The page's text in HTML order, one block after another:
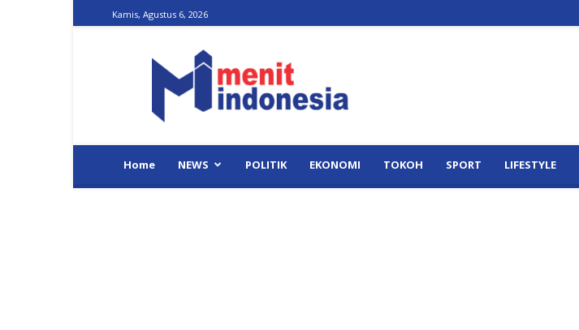
Kamis, Agustus 6, 2026
Indonesia
Home NEWS POLITIK EKONOMI TOKOH SPORT LIFESTYLE